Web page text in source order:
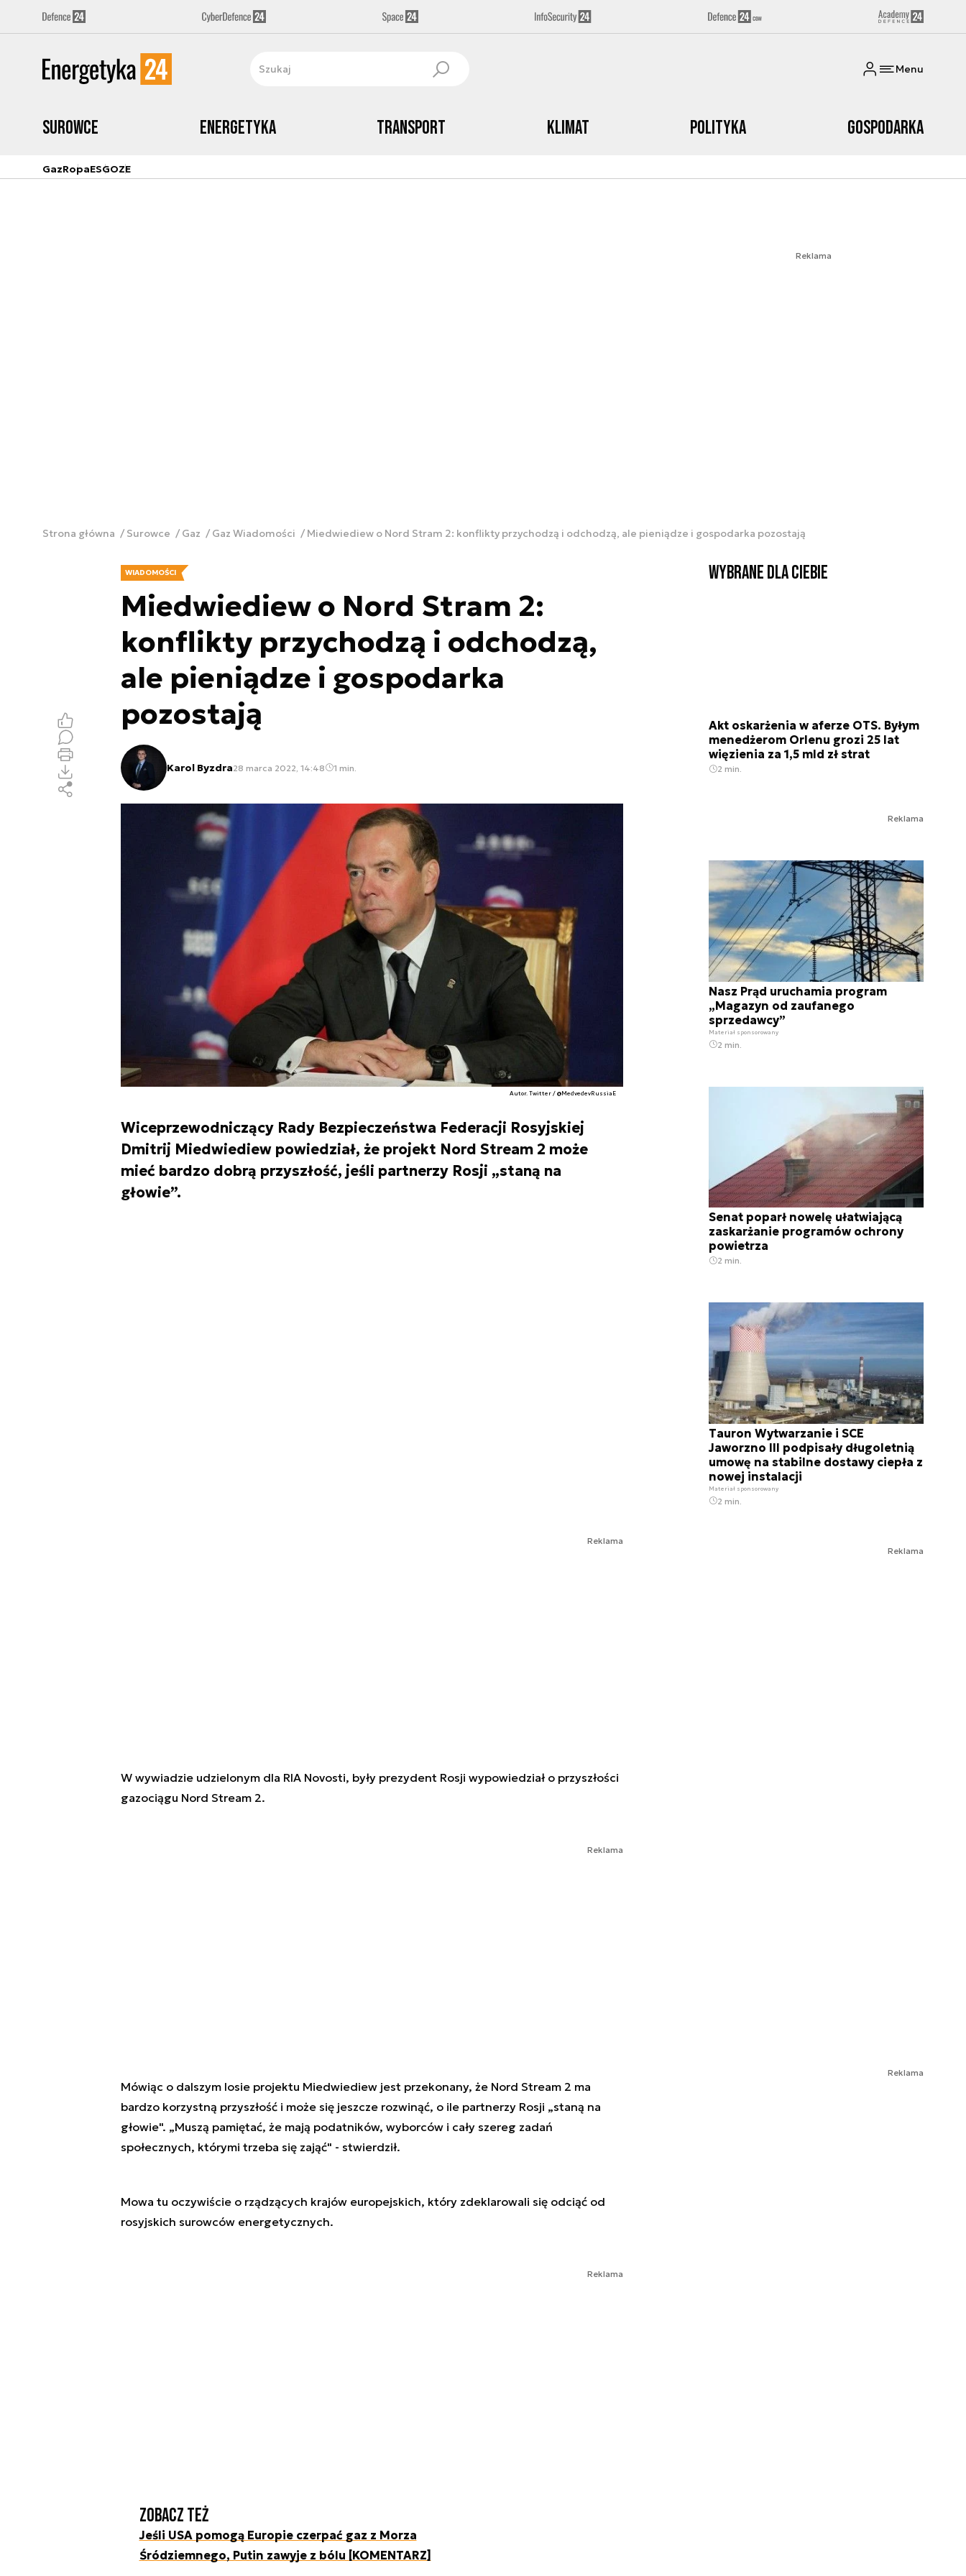
Menu
Surowce Energetyka Transport Klimat Polityka Gospodarka
GazRopaESGOZE
Reklama
Strona główna Surowce Gaz Gaz Wiadomości Miedwiediew o Nord Stram 2: konflikty przychodzą i odchodzą, ale pieniądze i gospodarka pozostają
WIADOMOŚCI
Miedwiediew o Nord Stram 2:
konflikty przychodzą i odchodzą,
ale pieniądze i gospodarka
pozostają
Karol Byzdra28 marca 2022, 14:48 1 min.
Autor. Twitter / @MedvedevRussiaE
Wiceprzewodniczący Rady Bezpieczeństwa Federacji Rosyjskiej
Dmitrij Miedwiediew powiedział, że projekt Nord Stream 2 może
mieć bardzo dobrą przyszłość, jeśli partnerzy Rosji „staną na
głowie”.
Reklama
W wywiadzie udzielonym dla RIA Novosti, były prezydent Rosji wypowiedział o przyszłości
gazociągu Nord Stream 2.
Reklama
Mówiąc o dalszym losie projektu Miedwiediew jest przekonany, że Nord Stream 2 ma
bardzo korzystną przyszłość i może się jeszcze rozwinąć, o ile partnerzy Rosji „staną na
głowie". „Muszą pamiętać, że mają podatników, wyborców i cały szereg zadań
społecznych, którymi trzeba się zająć" - stwierdził.
Mowa tu oczywiście o rządzących krajów europejskich, który zdeklarowali się odciąć od
rosyjskich surowców energetycznych.
Reklama
Zobacz też
Jeśli USA pomogą Europie czerpać gaz z Morza
Śródziemnego, Putin zawyje z bólu [KOMENTARZ]
Wybrane dla Ciebie
Akt oskarżenia w aferze OTS. Byłym
menedżerom Orlenu grozi 25 lat
więzienia za 1,5 mld zł strat
2 min.
Reklama
Nasz Prąd uruchamia program
„Magazyn od zaufanego
sprzedawcy”
Materiał sponsorowany
2 min.
Senat poparł nowelę ułatwiającą
zaskarżanie programów ochrony
powietrza
2 min.
Tauron Wytwarzanie i SCE
Jaworzno III podpisały długoletnią
umowę na stabilne dostawy ciepła z
nowej instalacji
Materiał sponsorowany
2 min.
Reklama
Reklama